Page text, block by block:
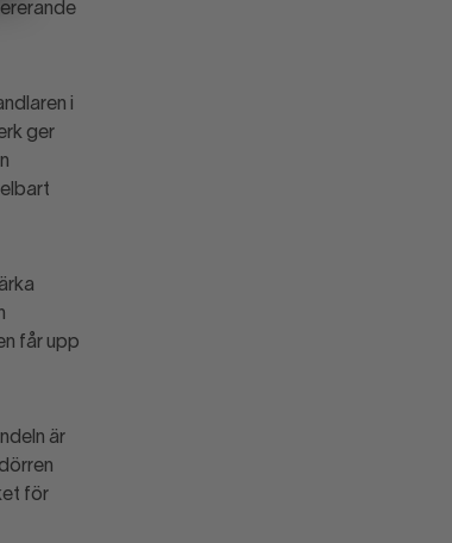
i
ger
får upp
är
för